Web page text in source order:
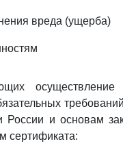
вреда (ущерба)
осуществление
России и основам
сертификата: